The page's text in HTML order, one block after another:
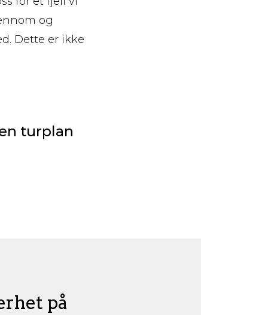
og
Dette er ikke
turplan
på